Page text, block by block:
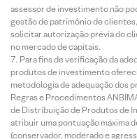
assessor de investimento não
gestão de patrimônio de
solicitar autorização prévia do
no mercado de capitais.
Para fins de verificação da
produtos de investimento
metodologia de adequação dos
Regras e Procedimentos
de Distribuição de Produtos de
atribuir uma pontuação máxima
(conservador, moderado e